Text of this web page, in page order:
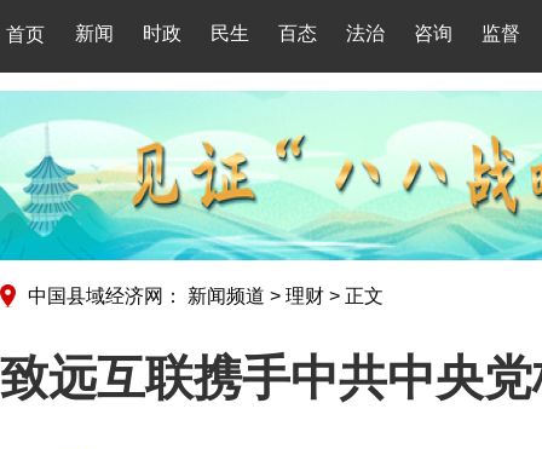
首页 新闻 时政 民生 百态 法治 咨询 监督
中国县域经济网： 新闻频道 > 理财 > 正文
致远互联携手中共中央